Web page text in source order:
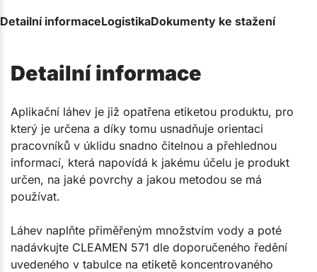
Detailní informaceLogistikaDokumenty ke stažení
Detailní informace
​​​Aplikační láhev je již opatřena etiketou produktu, pro
který je určena a díky tomu usnadňuje orientaci
pracovníků v úklidu snadno čitelnou a přehlednou
informací, která napovídá k jakému účelu je produkt
určen, na jaké povrchy a jakou metodou se má
používat.
Láhev naplňte přiměřeným množstvím vody a poté
nadávkujte CLEAMEN 571 dle doporučeného ředění
uvedeného v tabulce na etiketě koncentrovaného